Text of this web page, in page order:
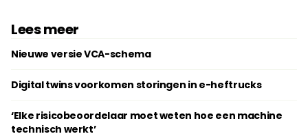
Lees meer
Nieuwe versie VCA-schema
Digital twins voorkomen storingen in e-heftrucks
‘Elke risicobeoordelaar moet weten hoe een machine
technisch werkt’